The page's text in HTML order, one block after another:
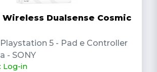
Dualsense Cosmic
5 - Pad e Controller
- SONY
Log-in